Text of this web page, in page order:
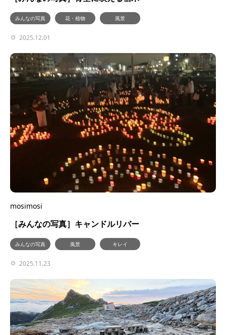
みんなの写真 花・植物 風景
2025.12.01
mosimosi
［みんなの写真］キャンドルリバー
みんなの写真 風景 キレイ
2025.11.23